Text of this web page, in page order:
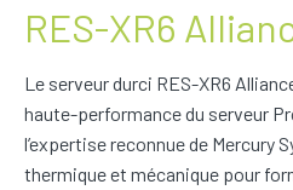
RES-XR6
Le serveur durci RES-XR6
haute-performance du serveur
l’expertise reconnue de Mercury
thermique et mécanique pour